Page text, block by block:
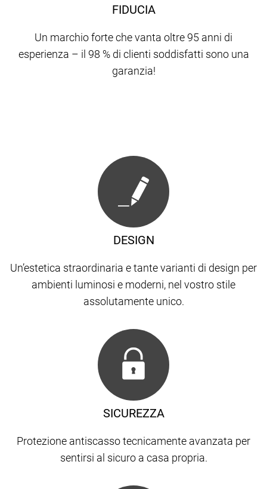
FIDUCIA
Un marchio forte che vanta oltre 95 anni di
esperienza – il 98 % di clienti soddisfatti sono una
garanzia!
DESIGN
Un’estetica straordinaria e tante varianti di design per
ambienti luminosi e moderni, nel vostro stile
assolutamente unico.
SICUREZZA
Protezione antiscasso tecnicamente avanzata per
sentirsi al sicuro a casa propria.